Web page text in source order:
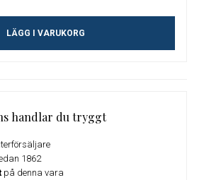
LÄGG I VARUKORG
handlar du tryggt
1862
på denna vara